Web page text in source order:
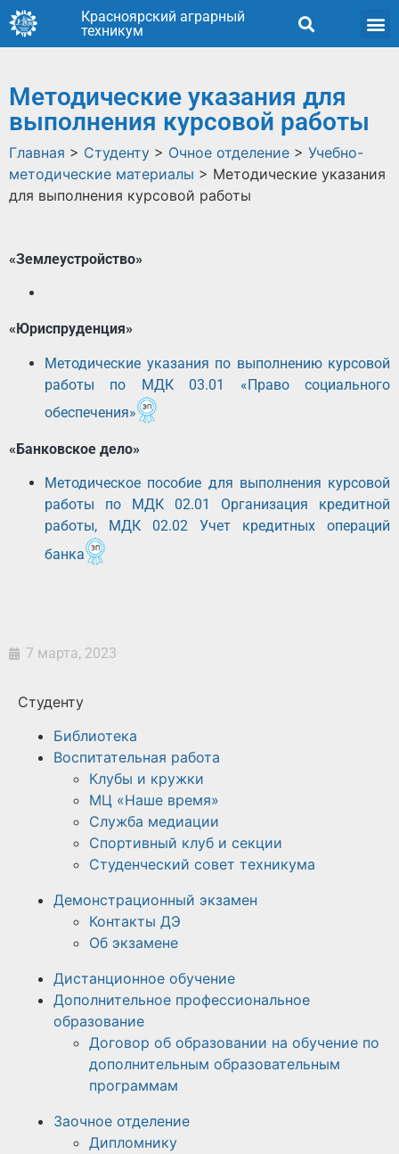
Красноярский аграрный
техникум
Методические указания для
выполнения курсовой работы
Главная > Студенту > Очное отделение > Учебно-
методические материалы > Методические указания
для выполнения курсовой работы
«Землеустройство»
«Юриспруденция»
Методические указания по выполнению курсовой
работы по МДК 03.01 «Право социального
обеспечения»
«Банковское дело»
Методическое пособие для выполнения курсовой
работы по МДК 02.01 Организация кредитной
работы, МДК 02.02 Учет кредитных операций
банка
7 марта, 2023
Студенту
Библиотека
Воспитательная работа
Клубы и кружки
МЦ «Наше время»
Служба медиации
Спортивный клуб и секции
Студенческий совет техникума
Демонстрационный экзамен
Контакты ДЭ
Об экзамене
Дистанционное обучение
Дополнительное профессиональное
образование
Договор об образовании на обучение по
дополнительным образовательным
программам
Заочное отделение
Дипломнику